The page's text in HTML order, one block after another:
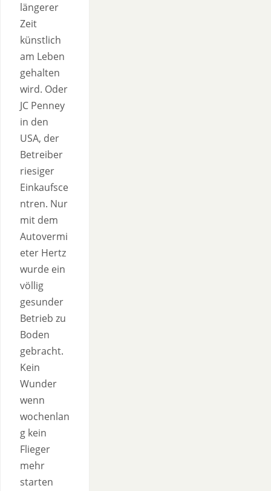
längerer
Zeit
künstlich
am Leben
gehalten
wird. Oder
JC Penney
in den
USA, der
Betreiber
riesiger
Einkaufsce
ntren. Nur
mit dem
Autovermi
eter Hertz
wurde ein
völlig
gesunder
Betrieb zu
Boden
gebracht.
Kein
Wunder
wenn
wochenlan
g kein
Flieger
mehr
starten